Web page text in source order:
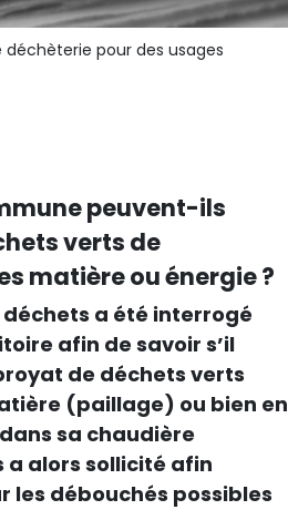
pour des usages
peuvent-ils
verts de
matière ou énergie ?
a été interrogé
afin de savoir s’il
de déchets verts
(paillage) ou bien en
sa chaudière
a alors sollicité afin
les débouchés possibles